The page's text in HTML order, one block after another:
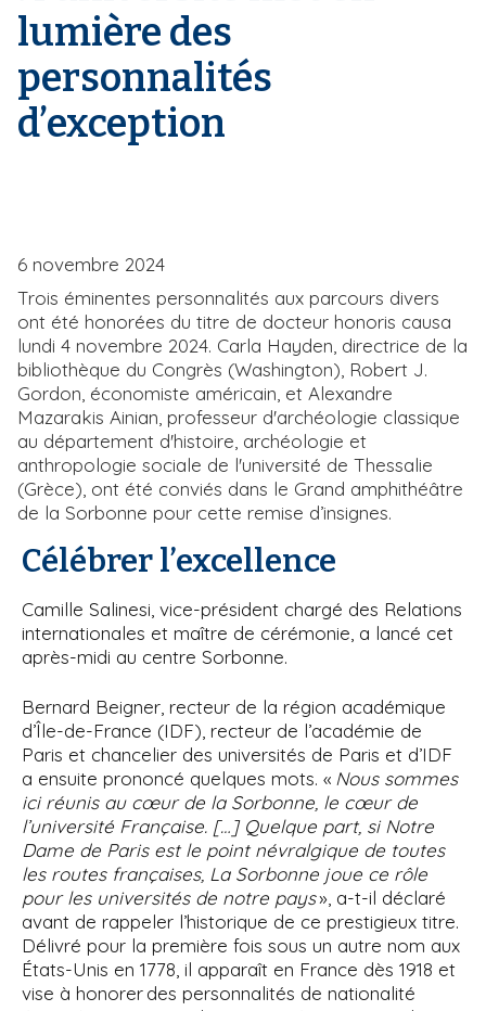
e
lumière des
personnalités
d’exception
6 novembre 2024
Trois éminentes personnalités aux parcours divers
ont été honorées du titre de docteur honoris causa
lundi 4 novembre 2024. Carla Hayden, directrice de la
bibliothèque du Congrès (Washington), Robert J.
Gordon, économiste américain, et Alexandre
Mazarakis Ainian, professeur d'archéologie classique
au département d'histoire, archéologie et
anthropologie sociale de l'université de Thessalie
(Grèce), ont été conviés dans le Grand amphithéâtre
de la Sorbonne pour cette remise d’insignes.
Célébrer l’excellence
Camille Salinesi, vice-président chargé des Relations
internationales et maître de cérémonie, a lancé cet
après-midi au centre Sorbonne.
Bernard Beigner, recteur de la région académique
d’Île-de-France (IDF), recteur de l’académie de
Paris et chancelier des universités de Paris et d’IDF
a ensuite prononcé quelques mots. « Nous sommes
ici réunis au cœur de la Sorbonne, le cœur de
l’université Française. […] Quelque part, si Notre
Dame de Paris est le point névralgique de toutes
les routes françaises, La Sorbonne joue ce rôle
pour les universités de notre pays», a-t-il déclaré
avant de rappeler l’historique de ce prestigieux titre.
Délivré pour la première fois sous un autre nom aux
États-Unis en 1778, il apparaît en France dès 1918 et
vise à honorer des personnalités de nationalité